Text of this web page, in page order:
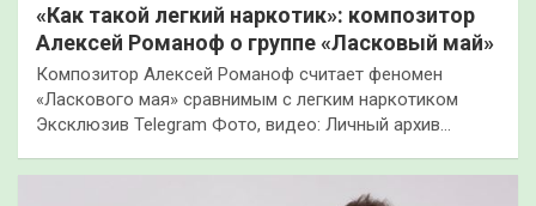
«Как такой легкий наркотик»: композитор
Алексей Романоф о группе «Ласковый май»
Композитор Алексей Романоф считает феномен
«Ласкового мая» сравнимым с легким наркотиком
Эксклюзив Telegram Фото, видео: Личный архив…